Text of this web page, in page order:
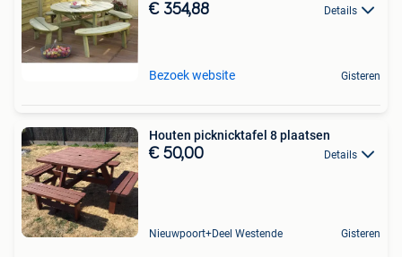
€ 354,88 Details
Bezoek website Gisteren
Houten picknicktafel 8 plaatsen
€ 50,00 Details
Nieuwpoort+Deel Westende Gisteren